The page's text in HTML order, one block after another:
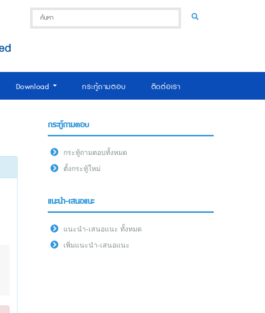
Download กระทู้ถามตอบ ติดต่อเรา
กระทู้ถามตอบ
กระทู้ถามตอบทั้งหมด
ตั้งกระทู้ใหม่
แนะนำ-เสนอแนะ
แนะนำ-เสนอแนะ ทั้งหมด
เพิ่มแนะนำ-เสนอแนะ